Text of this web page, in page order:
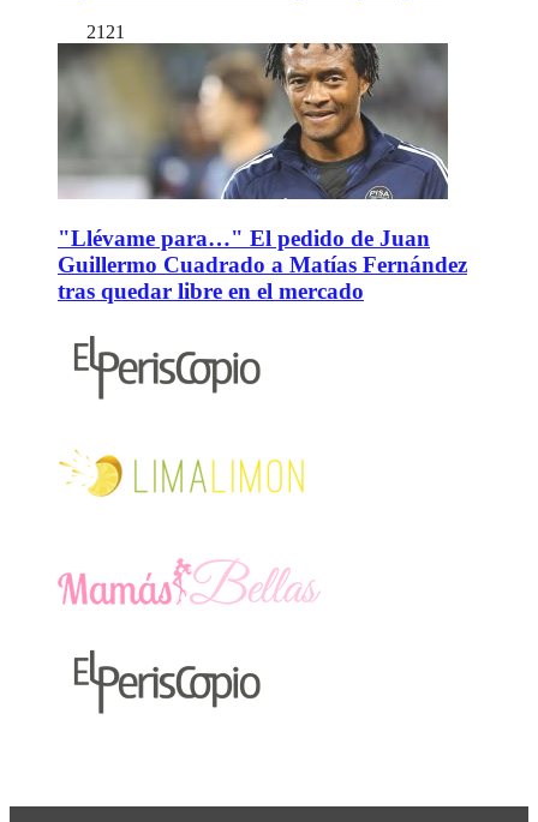
2121
"Llévame para…" El pedido de Juan
Guillermo Cuadrado a Matías Fernández
tras quedar libre en el mercado